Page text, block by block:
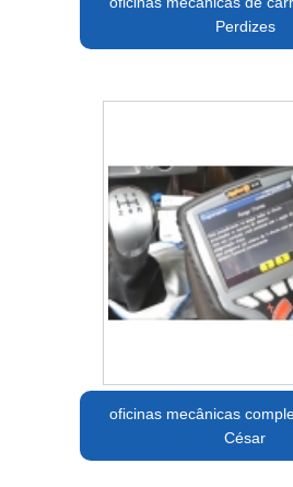
Perdizes
oficinas mecânicas
César